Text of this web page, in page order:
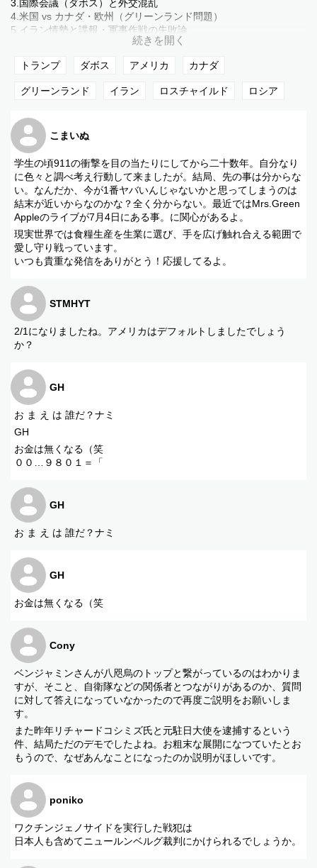
3.国際会議（ダボス）と外交混乱
4.米国 vs カナダ・欧州（グリーンランド問題）
5.イラン情勢と諜報・軍事作戦の失敗論
6.宗教界・国際世論からの正統性批判
8.視聴者Q&A
- 米欧対立の実態
- ロシア内部構造の分析
9.総括・番組終了
トランプ ダボス アメリカ カナダ
グリーンランド イラン ロスチャイルド ロシア
こまいぬ
学生の頃911の衝撃を目の当たりにしてから二十数年。自分なり
に色々と調べ考え行動して来ましたが。結局、先の事は分からな
い。なんだか、今が1番ヤバいんじゃないかと思ってしまうのは
結末が近いからなのかな？全く分からない。最近ではMrs.Green
Appleのライブが7月4日にある事。に関心があるよ。
現実世界では食糧生産を生業に選び、手を広げ触れ合える範囲で
愛し守り戦っています。
いつも貴重な発信をありがとう！応援してるよ。
STMHYT
2/1になりましたね。アメリカはデフォルトしましたでしょう
か？
GH
お ま え は 誰だ？ナミ
GH
お金は無くなる（笑
００…９８０１＝「
GH
お ま え は 誰だ？ナミ
GH
お金は無くなる（笑
Cony
ベンジャミンさんが八咫烏のトップと繋がっているのはわかりま
すが、そこと、自衛隊などの関係者とつながりがあるのか、質問
に対して答えになっていなかったので再度ご説明をお願いしま
す。
また昨年リチャードコシミズ氏と元駐日大使を逮捕するという
件、結局ただのデモでしたよね。お粗末な展開になつていたとお
もうので、なぜあんなことになったのか説明がほしいです。
poniko
ワクチンジェノサイドを実行した戦犯は
日本人も含めてニュールンベルグ裁判にかけられるでしょうか。